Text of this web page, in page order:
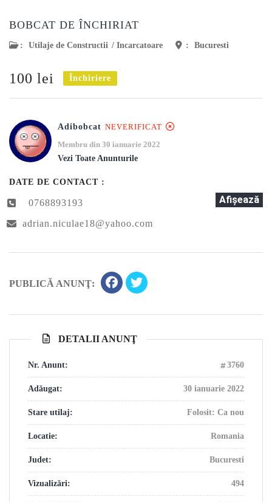
BOBCAT DE ÎNCHIRIAT
: Utilaje de Constructii / Incarcatoare : Bucuresti
100 lei Închiriere
Adibobcat NEVERIFICAT
Membru din 30 ianuarie 2022
Vezi Toate Anunturile
DATE DE CONTACT :
0768893193 Afişează
adrian.niculae18@yahoo.com
PUBLICĂ ANUNŢ:
DETALII ANUNŢ
Nr. Anunt: 3760
Adăugat: 30 ianuarie 2022
Stare utilaj: Folosit: Ca nou
Locatie: Romania
Judet: Bucuresti
Vizualizări: 494